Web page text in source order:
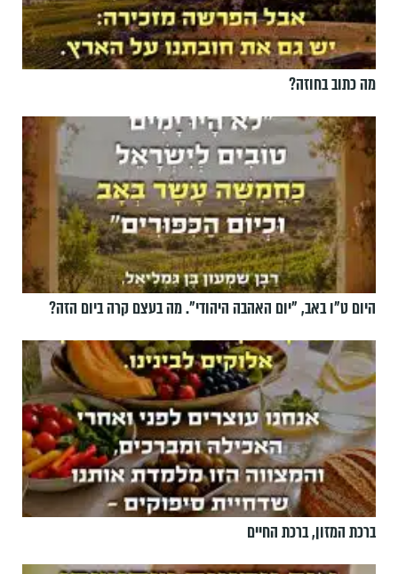
מה כתוב בחוזה?
היום ט"ו באב, ”יום האהבה היהודי". מה בעצם קרה ביום הזה?
ברכת המזון, ברכת החיים